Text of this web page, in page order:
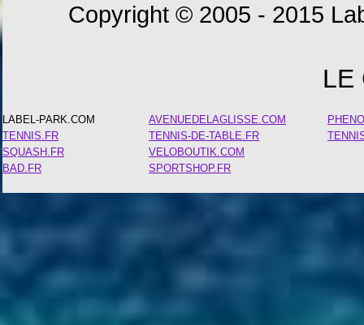
Copyright © 2005 - 2015
LE
LABEL-PARK.COM
TENNIS.FR
SQUASH.FR
BAD.FR
AVENUEDELAGLISSE.COM
TENNIS-DE-TABLE.FR
VELOBOUTIK.COM
SPORTSHOP.FR